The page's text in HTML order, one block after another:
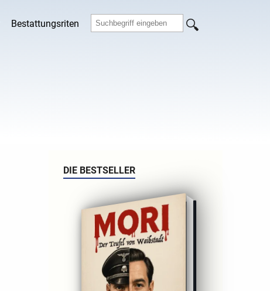
Bestattungsriten
DIE BESTSELLER